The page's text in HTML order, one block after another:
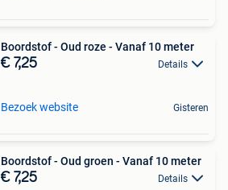
Boordstof - Oud roze - Vanaf 10 meter
€ 7,25 Details
Bezoek website Gisteren
Boordstof - Oud groen - Vanaf 10 meter
€ 7,25 Details